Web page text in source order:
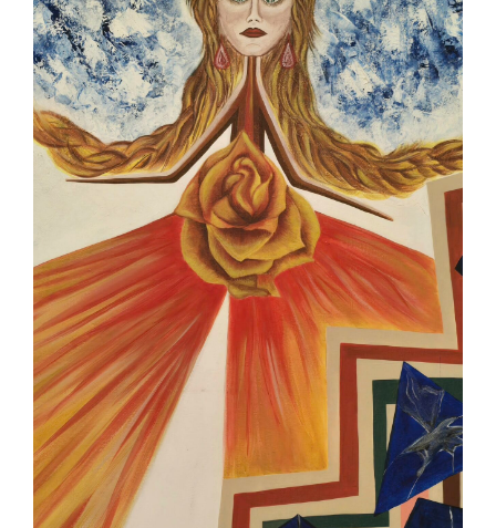
Contact